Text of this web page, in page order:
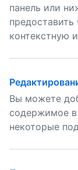
панель или
контекстную
Вы можете
содержимое в
некоторые